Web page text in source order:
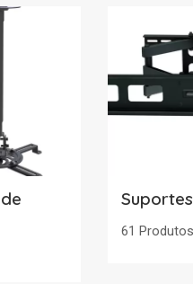
61 Produtos